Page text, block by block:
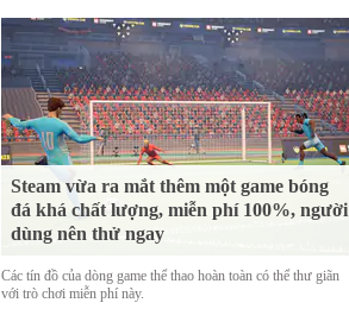
Steam vừa ra mắt thêm một game bóng
đá khá chất lượng, miễn phí 100%, người
dùng nên thử ngay
Các tín đồ của dòng game thể thao hoàn toàn có thể thư giãn
với trò chơi miễn phí này.